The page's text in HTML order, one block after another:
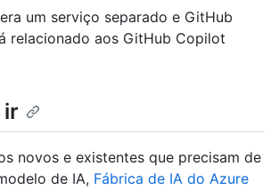
um serviço separado e GitHub
relacionado aos GitHub Copilot
ir
novos e existentes que precisam de
de IA, Fábrica de IA do Azure